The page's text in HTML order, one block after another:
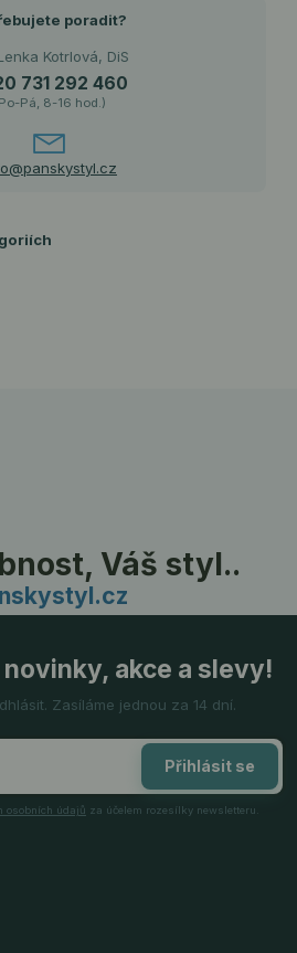
poradit?
Kotrlová, DiS
731 292 460
Pá, 8-16 hod.)
Váš styl..
akce a slevy!
Zasíláme jednou za 14 dní.
Přihlásit se
osobních údajů za účelem rozesílky newsletteru.